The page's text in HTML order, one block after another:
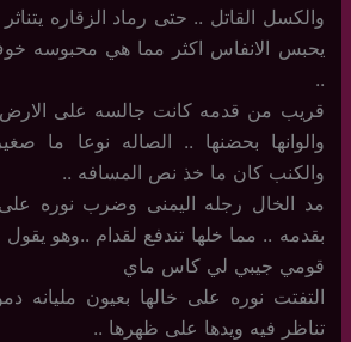
والكسل القاتل .. حتى رماد الزقاره
يحبس الانفاس اكثر مما هي محبوسه
..
قريب من قدمه كانت جالسه على الارض
والوانها بحضنها .. الصاله نوعا ما
والكنب كان ما خذ نص المسافه ..
مد الخال رجله اليمنى وضرب نوره
بقدمه .. مما خلها تندفع لقدام ..وهو
قومي جيبي لي كاس ماي
التفتت نوره على خالها بعيون
تناظر فيه ويدها على ظهرها ..